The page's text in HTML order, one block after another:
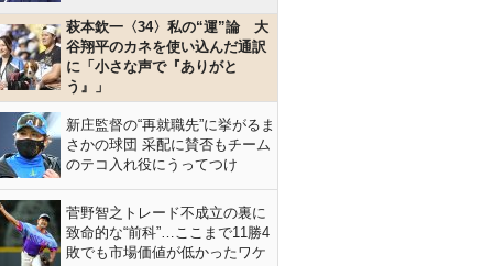
萩本欽一〈34〉私の“運”論 大
谷翔平のカネを使い込んだ通訳
に「小さな声で『ありがと
う』」
新庄監督の“再就職先”に挙がるま
さかの球団 采配に賛否もチーム
のテコ入れ役にうってつけ
菅野智之トレード不成立の裏に
致命的な“前科”…ここまで11勝4
敗でも市場価値が低かったワケ